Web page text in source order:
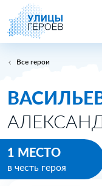
Все герои
1 МЕСТО
в честь героя